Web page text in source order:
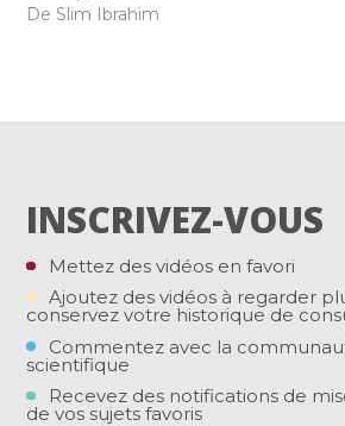
De Slim Ibrahim
INSCRIVEZ-VOUS
Mettez des vidéos en favori
Ajoutez des vidéos à regarder
conservez votre historique de
Commentez avec la
scientifique
Recevez des notifications de
de vos sujets favoris